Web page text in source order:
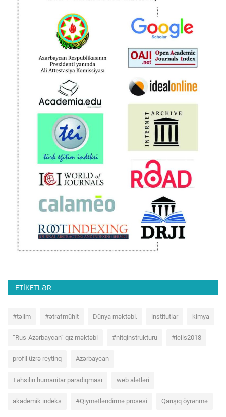
ETIKETLƏR
#təlim #ətrafmühit Dünya məktəbi. institutlar kimya
“Rus-Azərbaycan” qız məktəbi #nitqinstrukturu #icils2018
profil üzrə reytinq Azərbaycan
Təhsilin humanitar paradiqması web alətləri
akademik indeks #Qiymətləndirmə prosesi Qarışıq öyrənmə